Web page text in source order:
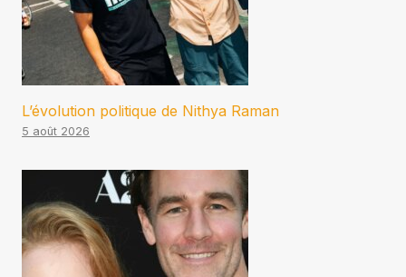
L’évolution politique de Nithya Raman
5 août 2026